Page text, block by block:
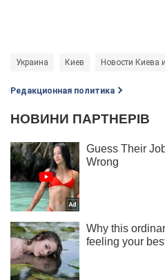
Украина Киев Новости Киева
Редакционная политика